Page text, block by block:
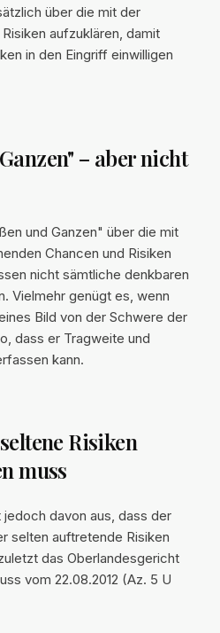
über die mit der
aufzuklären, damit
in den Eingriff einwilligen
– aber nicht
und Ganzen" über die mit
Chancen und Risiken
nicht sämtliche denkbaren
Vielmehr genügt es, wenn
Bild von der Schwere der
dass er Tragweite und
kann.
Risiken
muss
davon aus, dass der
selten auftretende Risiken
das Oberlandesgericht
vom 22.08.2012 (Az. 5 U